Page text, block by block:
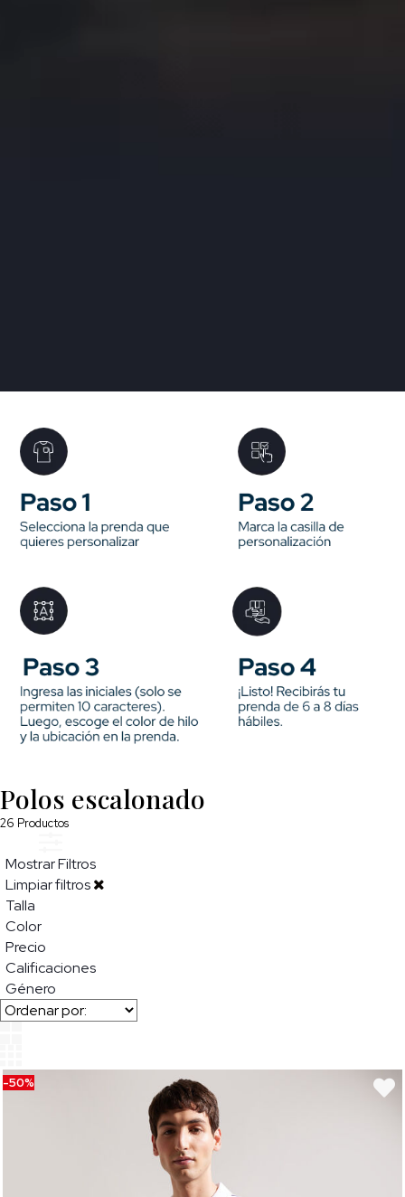
Polos escalonado
26 Productos
Mostrar Filtros
Limpiar filtros
Talla
Color
Precio
Calificaciones
Género
-50%